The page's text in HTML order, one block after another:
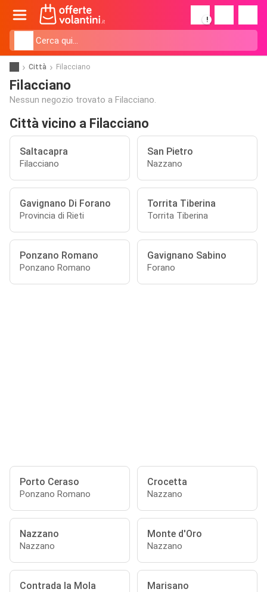
!
Città Filacciano
Filacciano
Nessun negozio trovato a Filacciano.
Città vicino a Filacciano
Saltacapra
Filacciano
San Pietro
Nazzano
Gavignano Di Forano
Provincia di Rieti
Torrita Tiberina
Torrita Tiberina
Ponzano Romano
Ponzano Romano
Gavignano Sabino
Forano
Porto Ceraso
Ponzano Romano
Crocetta
Nazzano
Nazzano
Nazzano
Monte d'Oro
Nazzano
Contrada la Mola Marisano